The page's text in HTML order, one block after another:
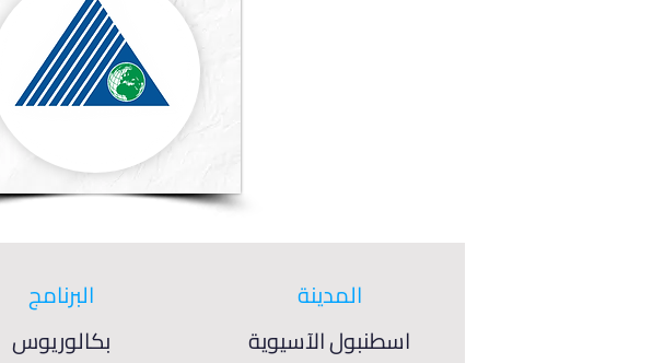
البرنامج
بكالوريوس
المدينة
اسطنبول الآسيوية